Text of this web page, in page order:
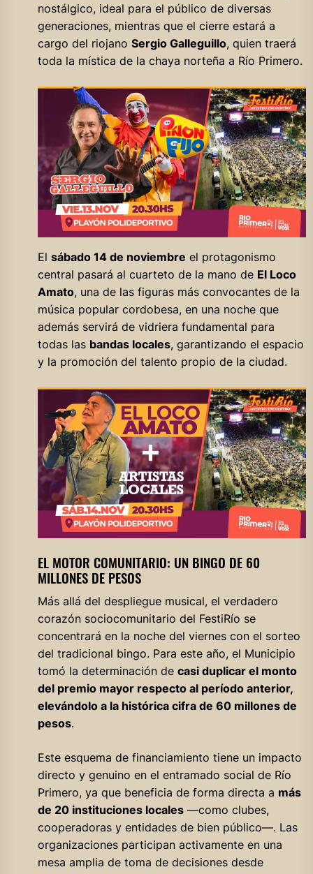
nostálgico, ideal para el público de diversas
generaciones, mientras que el cierre estará a
cargo del riojano Sergio Galleguillo, quien traerá
toda la mística de la chaya norteña a Río Primero.
El sábado 14 de noviembre el protagonismo
central pasará al cuarteto de la mano de El Loco
Amato, una de las figuras más convocantes de la
música popular cordobesa, en una noche que
además servirá de vidriera fundamental para
todas las bandas locales, garantizando el espacio
y la promoción del talento propio de la ciudad.
EL MOTOR COMUNITARIO: UN BINGO DE 60
MILLONES DE PESOS
Más allá del despliegue musical, el verdadero
corazón sociocomunitario del FestiRío se
concentrará en la noche del viernes con el sorteo
del tradicional bingo. Para este año, el Municipio
tomó la determinación de casi duplicar el monto
del premio mayor respecto al período anterior,
elevándolo a la histórica cifra de 60 millones de
pesos.
Este esquema de financiamiento tiene un impacto
directo y genuino en el entramado social de Río
Primero, ya que beneficia de forma directa a más
de 20 instituciones locales—como clubes,
cooperadoras y entidades de bien público—. Las
organizaciones participan activamente en una
mesa amplia de toma de decisiones desde